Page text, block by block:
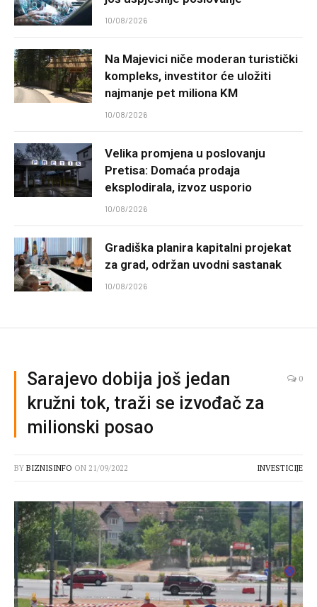
10/08/2026
Na Majevici niče moderan turistički
kompleks, investitor će uložiti
najmanje pet miliona KM
10/08/2026
Velika promjena u poslovanju
Pretisa: Domaća prodaja
eksplodirala, izvoz usporio
10/08/2026
Gradiška planira kapitalni projekat
za grad, održan uvodni sastanak
10/08/2026
Sarajevo dobija još jedan
kružni tok, traži se izvođač za
milionski posao
0
BY BIZNISINFO ON 21/09/2022 INVESTICIJE